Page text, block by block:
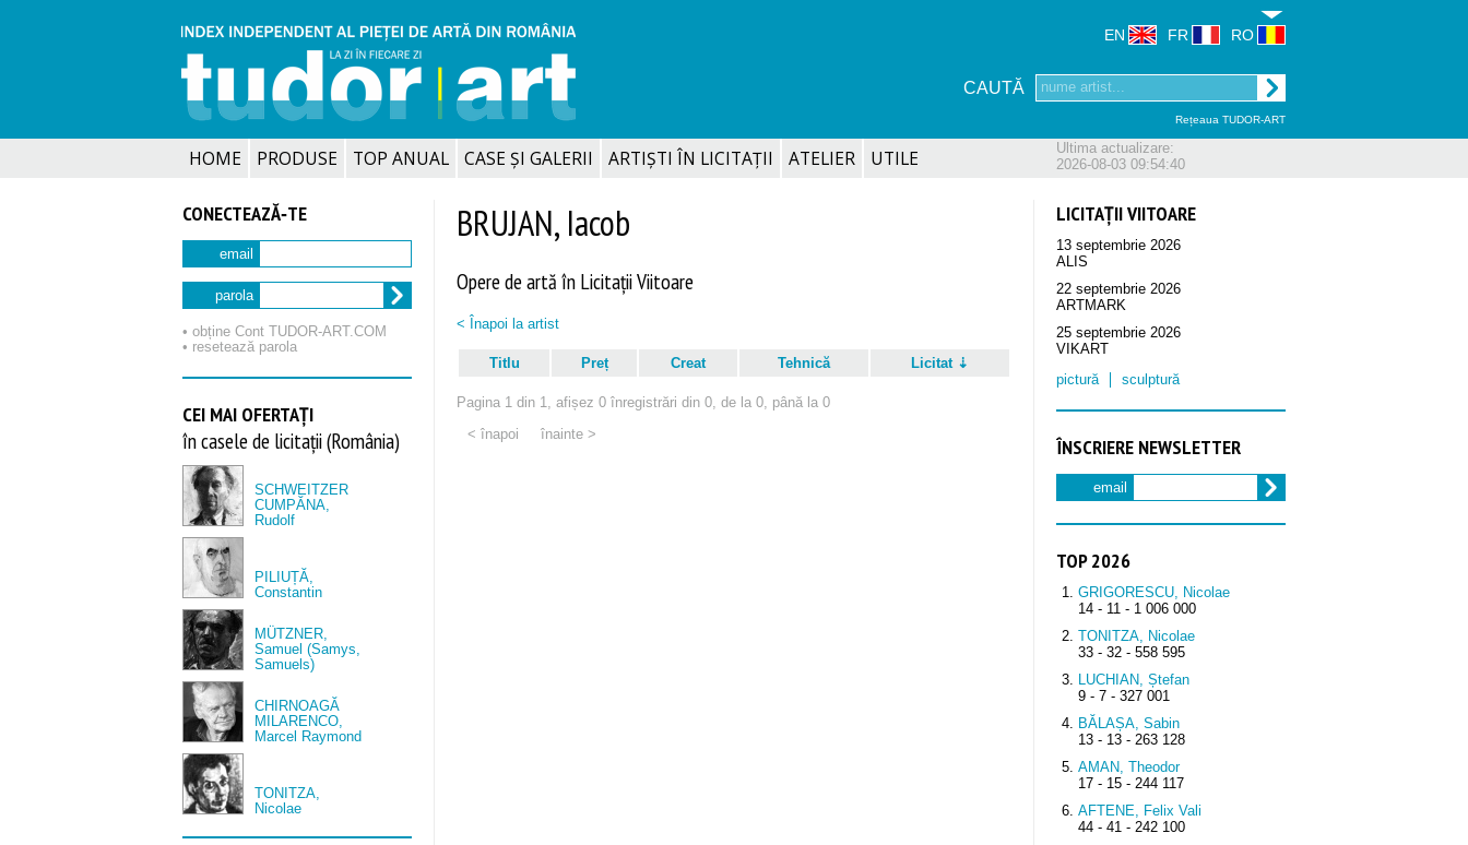
Rețeaua TUDOR-ART
EN FR RO
CAUTĂ
Ultima actualizare:
2026-08-03 09:54:40
HOME PRODUSE TOP ANUAL CASE ȘI GALERII ARTIȘTI ÎN LICITAȚII ATELIER UTILE
CONECTEAZĂ‑TE
email
parola
• obține Cont TUDOR‑ART.COM
• resetează parola
CEI MAI OFERTAȚI
în casele de licitații (România)
SCHWEITZER
CUMPĂNA,
Rudolf
PILIUȚĂ,
Constantin
MÜTZNER,
Samuel (Samys,
Samuels)
CHIRNOAGĂ
MILARENCO,
Marcel Raymond
TONITZA,
Nicolae
LICITAȚII VIITOARE
13 septembrie 2026
ALIS
22 septembrie 2026
ARTMARK
25 septembrie 2026
VIKART
pictură
sculptură
ÎNSCRIERE NEWSLETTER
email
TOP 2026
GRIGORESCU, Nicolae
14 - 11 - 1 006 000
TONITZA, Nicolae
33 - 32 - 558 595
LUCHIAN, Ștefan
9 - 7 - 327 001
BĂLAȘA, Sabin
13 - 13 - 263 128
AMAN, Theodor
17 - 15 - 244 117
AFTENE, Felix Vali
44 - 41 - 242 100
BRUJAN, Iacob
Opere de artă în Licitații Viitoare
< Înapoi la artist
Titlu Preț Creat Tehnică Licitat
Pagina 1 din 1, afișez 0 înregistrări din 0, de la 0, până la 0
< înapoi
înainte >